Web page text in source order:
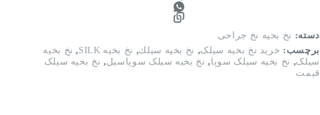
دسته: نخ بخیه نخ جراحی
برچسب: خرید نخ بخیه سیلک, نخ بخيه سيلك, نخ بخیه SILK , نخ بخیه
سیلک, نخ بخیه سیلک سوپا , نخ بخیه سیلک سوپاسیل, نخ بخیه سیلک
قیمت